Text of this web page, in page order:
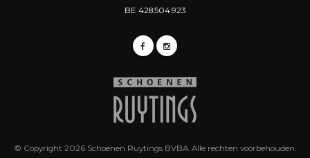
BE 428.504.923
© Copyright 2026 Schoenen Ruytings BVBA. Alle rechten voorbehouden.